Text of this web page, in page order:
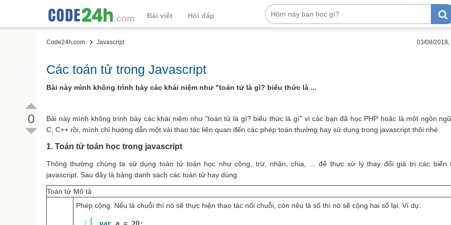
Bài viết Hỏi đáp
Code24h.com Javascript 03/08/2018,
Các toán tử trong Javascript
Bài này mình không trình bày các khái niệm như "toán tử là gì? biểu thức là ...
Bài này mình không trình bày các khái niệm như "toán tử là gì? biểu thức là gì" vì các bạn đã học PHP hoặc là một ngôn
C, C++ rồi, mình chỉ hướng dẫn một vài thao tác liên quan đến các phép toán thường hay sử dụng trong javascript thôi nhé.
1. Toán tử toán học trong javascript
Thông thường chúng ta sử dụng toán tử toán học như cộng, trừ, nhận, chia, ... để thực xử lý thay đổi giá trị các biến
javascript. Sau đây là bảng danh sách các toán tử hay dùng.
Toán tử Mô tả
Phép cộng. Nếu là chuỗi thì nó sẽ thực hiện thao tác nối chuỗi, còn nêu là số thì nó sẽ cộng hai số lại. Ví dụ:
0